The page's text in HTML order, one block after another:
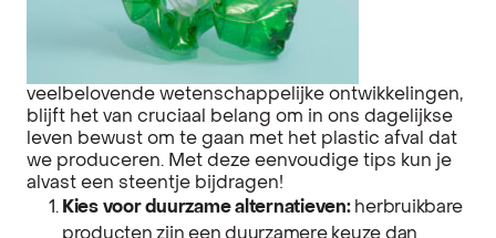
veelbelovende wetenschappelijke ontwikkelingen,
blijft het van cruciaal belang om in ons dagelijkse
leven bewust om te gaan met het plastic afval dat
we produceren. Met deze eenvoudige tips kun je
alvast een steentje bijdragen!
Kies voor duurzame alternatieven:herbruikbare